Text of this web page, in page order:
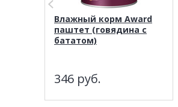
Влажный корм Award
паштет (говядина с
бататом)
346 руб.